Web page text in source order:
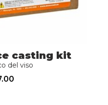
casting kit
del viso